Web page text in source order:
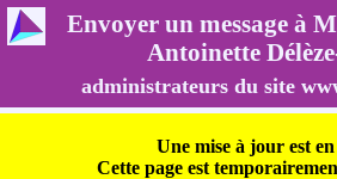
Envoyer un message à
Antoinette
administrateurs du site
Une mise à jour est
Cette page est